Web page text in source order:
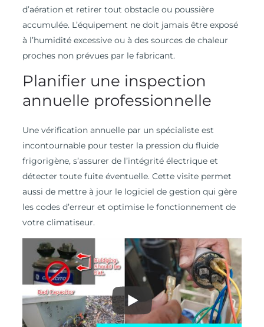
d’aération et retirer tout obstacle ou poussière
accumulée. L’équipement ne doit jamais être exposé
à l’humidité excessive ou à des sources de chaleur
proches non prévues par le fabricant.
Planifier une inspection
annuelle professionnelle
Une vérification annuelle par un spécialiste est
incontournable pour tester la pression du fluide
frigorigène, s’assurer de l’intégrité électrique et
détecter toute fuite éventuelle. Cette visite permet
aussi de mettre à jour le logiciel de gestion qui gère
les codes d’erreur et optimise le fonctionnement de
votre climatiseur.